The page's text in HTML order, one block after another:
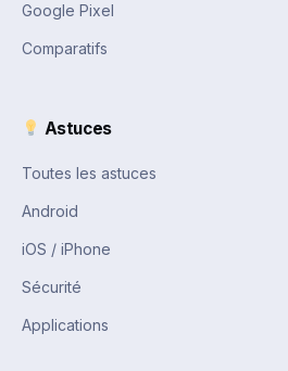
Google Pixel
Comparatifs
Astuces
Toutes les astuces
Android
iOS / iPhone
Sécurité
Applications